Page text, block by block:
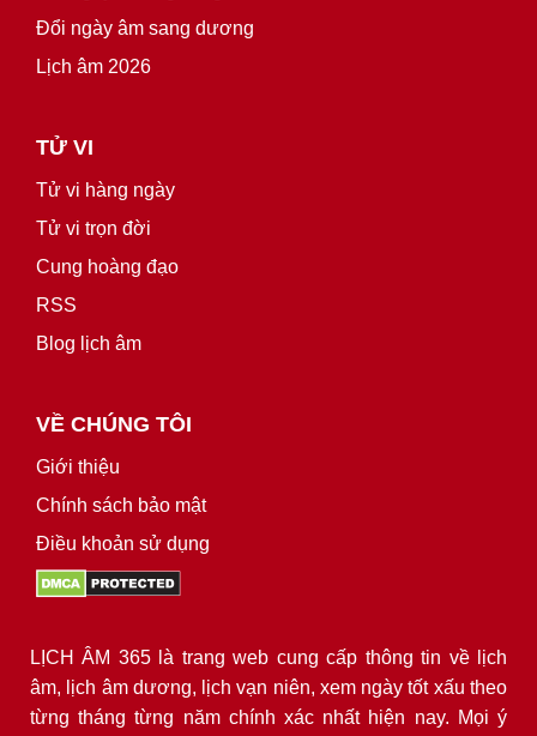
Đổi ngày âm sang dương
Lịch âm 2026
TỬ VI
Tử vi hàng ngày
Tử vi trọn đời
Cung hoàng đạo
RSS
Blog lịch âm
VỀ CHÚNG TÔI
Giới thiệu
Chính sách bảo mật
Điều khoản sử dụng
LỊCH ÂM 365 là trang web cung cấp thông tin về lịch
âm, lịch âm dương, lịch vạn niên, xem ngày tốt xấu theo
từng tháng từng năm chính xác nhất hiện nay. Mọi ý